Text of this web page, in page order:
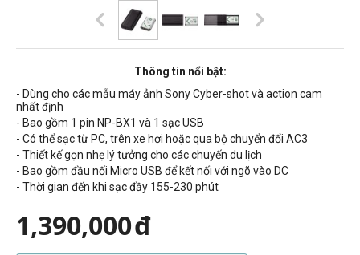
Thông tin nổi bật:
- Dùng cho các mẫu máy ảnh Sony Cyber-shot và action cam
nhất định
- Bao gồm 1 pin NP-BX1 và 1 sạc USB
- Có thể sạc từ PC, trên xe hơi hoặc qua bộ chuyển đổi AC3
- Thiết kế gọn nhẹ lý tưởng cho các chuyến du lịch
- Bao gồm đầu nối Micro USB để kết nối với ngõ vào DC
- Thời gian đến khi sạc đầy 155-230 phút
1,390,000đ